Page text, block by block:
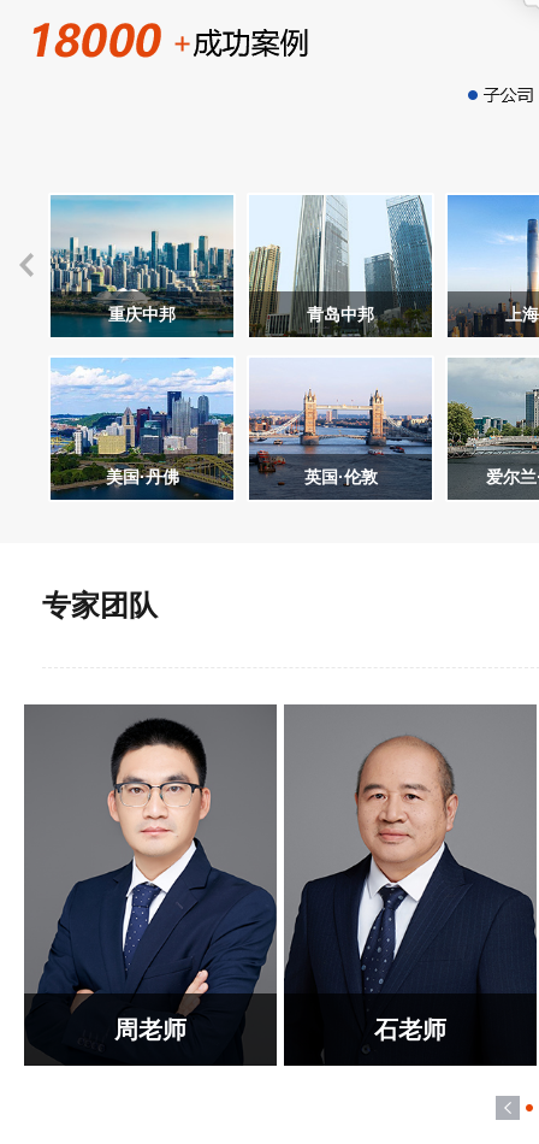
重庆中邦 青岛中邦 上
美国·丹佛 英国·伦敦 爱尔兰
专家团队
周老师 石老师